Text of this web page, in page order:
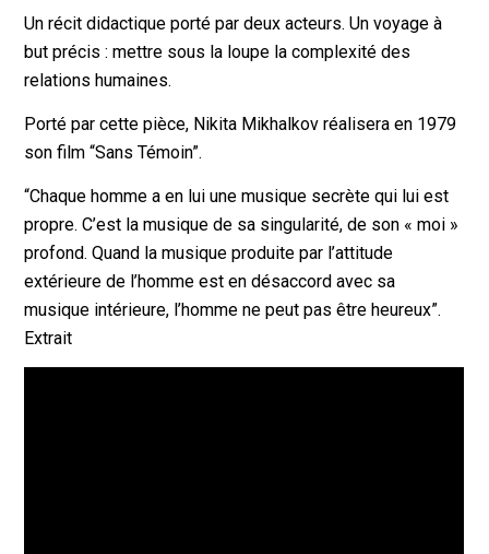
Un récit didactique porté par deux acteurs. Un voyage à
but précis : mettre sous la loupe la complexité des
relations humaines.
Porté par cette pièce, Nikita Mikhalkov réalisera en 1979
son film “Sans Témoin”.
“Chaque homme a en lui une musique secrète qui lui est
propre. C’est la musique de sa singularité, de son « moi »
profond. Quand la musique produite par l’attitude
extérieure de l’homme est en désaccord avec sa
musique intérieure, l’homme ne peut pas être heureux”.
Extrait